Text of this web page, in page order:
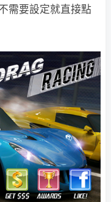
需要設定就直接點